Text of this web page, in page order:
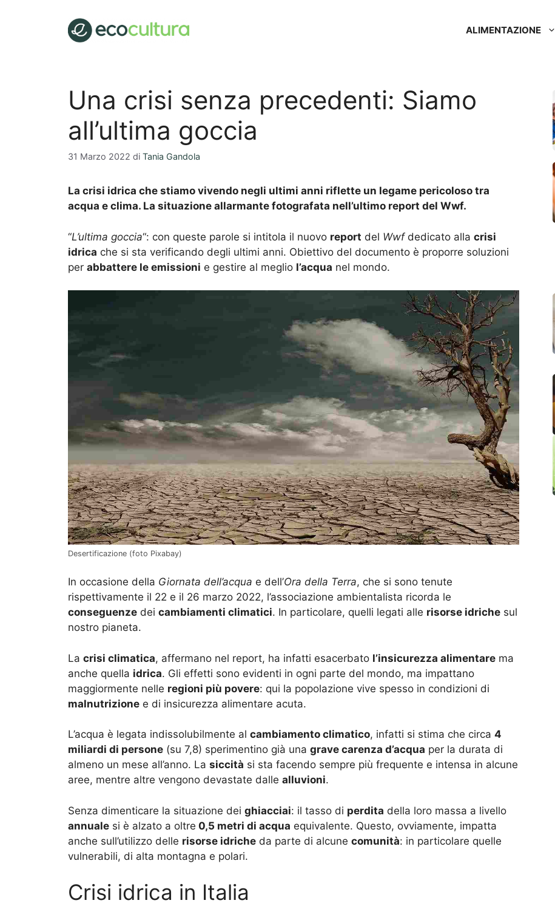
ALIMENTAZIONE
Una crisi senza precedenti: Siamo
all’ultima goccia
31 Marzo 2022 di Tania Gandola
La crisi idrica che stiamo vivendo negli ultimi anni riflette un legame pericoloso tra
acqua e clima. La situazione allarmante fotografata nell’ultimo report del Wwf.
“L’ultima goccia“: con queste parole si intitola il nuovo report del Wwfdedicato alla crisi
idrica che si sta verificando degli ultimi anni. Obiettivo del documento è proporre soluzioni
per abbattere le emissioni e gestire al meglio l’acqua nel mondo.
Desertificazione (foto Pixabay)
In occasione della Giornata dell’acqua e dell’Ora della Terra, che si sono tenute
rispettivamente il 22 e il 26 marzo 2022, l’associazione ambientalista ricorda le
conseguenze dei cambiamenti climatici. In particolare, quelli legati alle risorse idriche sul
nostro pianeta.
La crisi climatica, affermano nel report, ha infatti esacerbato l’insicurezza alimentare ma
anche quella idrica. Gli effetti sono evidenti in ogni parte del mondo, ma impattano
maggiormente nelle regioni più povere: qui la popolazione vive spesso in condizioni di
malnutrizione e di insicurezza alimentare acuta.
L’acqua è legata indissolubilmente al cambiamento climatico, infatti si stima che circa 4
miliardi di persone (su 7,8) sperimentino già una grave carenza d’acqua per la durata di
almeno un mese all’anno. La siccità si sta facendo sempre più frequente e intensa in alcune
aree, mentre altre vengono devastate dalle alluvioni.
Senza dimenticare la situazione dei ghiacciai: il tasso di perdita della loro massa a livello
annuale si è alzato a oltre 0,5 metri di acqua equivalente. Questo, ovviamente, impatta
anche sull’utilizzo delle risorse idriche da parte di alcune comunità: in particolare quelle
vulnerabili, di alta montagna e polari.
Crisi idrica in Italia